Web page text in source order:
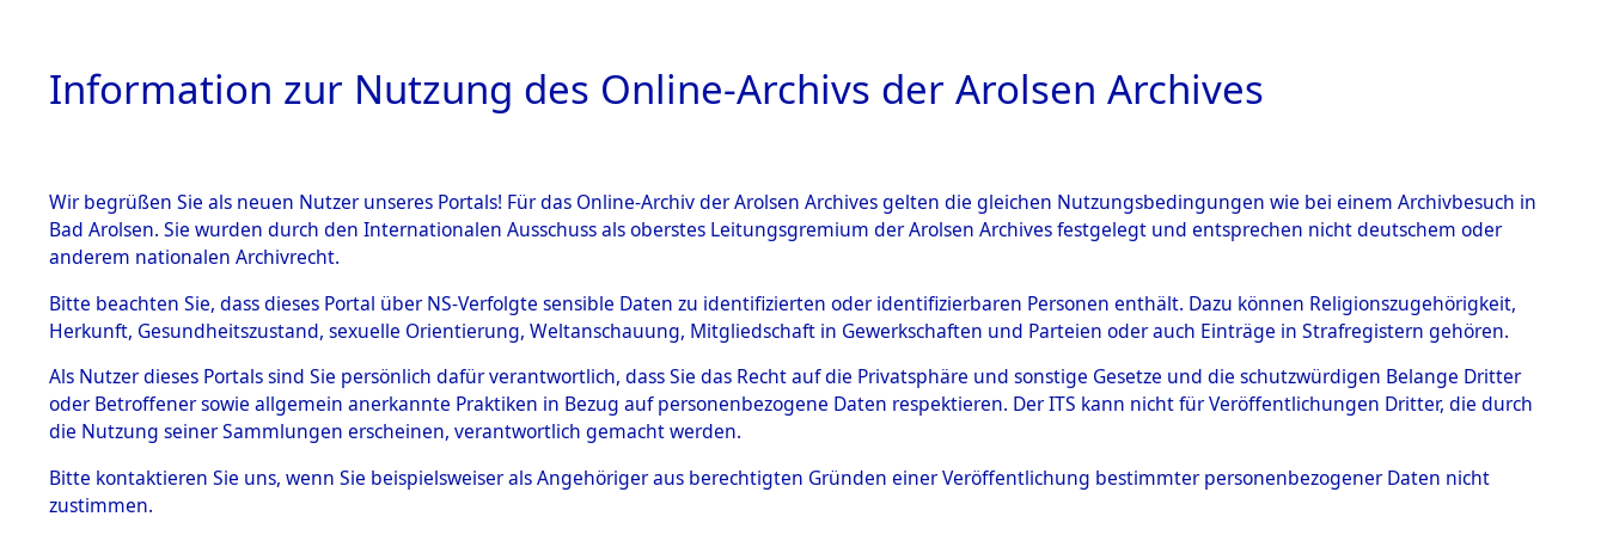
HOME BESTANDSBESCHREIBUNG ARCHIVALE ÜBERSICHT BILD
BESTÄNDE
Inhaftierungsdoku
mente
5. Verschiedenes
Todesmärsche
5.3.1 Alliierte
Ermittlungen zu den Orten Sünzhausen - Unsleben→0003
(84601739)→0037 (84601776)
0037 (84601776)
Information zur Nutzung des Online-Archivs der Arolsen Archives
Wir begrüßen Sie als neuen Nutzer unseres Portals! Für das Online-Archiv der Arolsen Archives gelten die gleichen Nutzungsbedingungen wie bei einem Archivbesuch in
Bad Arolsen. Sie wurden durch den Internationalen Ausschuss als oberstes Leitungsgremium der Arolsen Archives festgelegt und entsprechen nicht deutschem oder
anderem nationalen Archivrecht.
Bitte beachten Sie, dass dieses Portal über NS-Verfolgte sensible Daten zu identifizierten oder identifizierbaren Personen enthält. Dazu können Religionszugehörigkeit,
Herkunft, Gesundheitszustand, sexuelle Orientierung, Weltanschauung, Mitgliedschaft in Gewerkschaften und Parteien oder auch Einträge in Strafregistern gehören.
Als Nutzer dieses Portals sind Sie persönlich dafür verantwortlich, dass Sie das Recht auf die Privatsphäre und sonstige Gesetze und die schutzwürdigen Belange Dritter
oder Betroffener sowie allgemein anerkannte Praktiken in Bezug auf personenbezogene Daten respektieren. Der ITS kann nicht für Veröffentlichungen Dritter, die durch
die Nutzung seiner Sammlungen erscheinen, verantwortlich gemacht werden.
Bitte kontaktieren Sie uns, wenn Sie beispielsweiser als Angehöriger aus berechtigten Gründen einer Veröffentlichung bestimmter personenbezogener Daten nicht
zustimmen.